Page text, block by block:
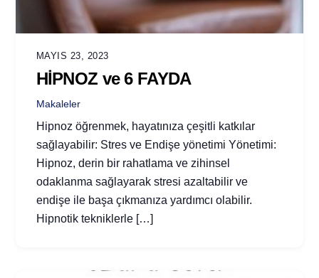
MAYIS 23, 2023
HİPNOZ ve 6 FAYDA
Makaleler
Hipnoz öğrenmek, hayatınıza çeşitli katkılar
sağlayabilir: Stres ve Endişe yönetimi Yönetimi:
Hipnoz, derin bir rahatlama ve zihinsel
odaklanma sağlayarak stresi azaltabilir ve
endişe ile başa çıkmanıza yardımcı olabilir.
Hipnotik tekniklerle […]